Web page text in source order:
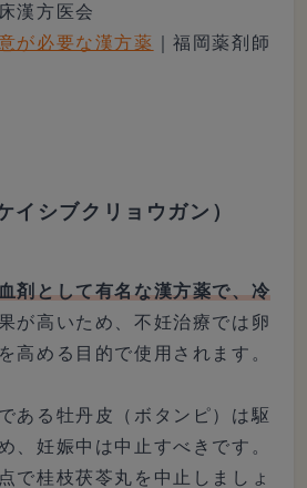
漢方医会
が必要な漢方薬
｜福岡薬剤師
イシブクリョウガン）
剤として有名な漢方薬で、冷
が高いため、不妊治療では卵
高める目的で使用されます。
ある牡丹皮（ボタンピ）は駆
、妊娠中は中止すべきです。
で桂枝茯苓丸を中止しましょ